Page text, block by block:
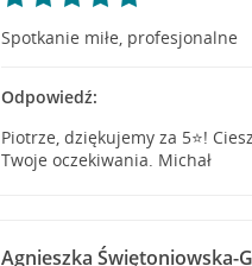
Spotkanie miłe, profesjonalne
Odpowiedź:
Piotrze, dziękujemy za 5⭐!
Twoje oczekiwania. Michał
Agnieszka Świętoniowska-